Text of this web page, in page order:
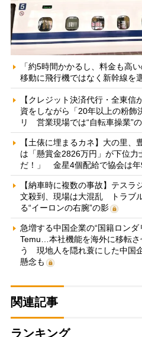
「約5時間かかるし、料金も高
移動に飛行機ではなく新幹線を
【クレジット決済代行・全東
資をしながら「20年以上の粉飾
リ 営業現場では“自転車操業”
【土俵に埋まるカネ】大の里
は「懸賞金2826万円」が下位
だ！」 金星4個配給で協会は年
【納車時に複数の事故】テスラ
文殺到、現場は大混乱 トラブ
る“イーロンの右腕”の影
急増する中国企業の“国籍ロン
Temu…本社機能を海外に移転
う 現地人を隠れ蓑にした中国
懸念も
関連記事
ランキング